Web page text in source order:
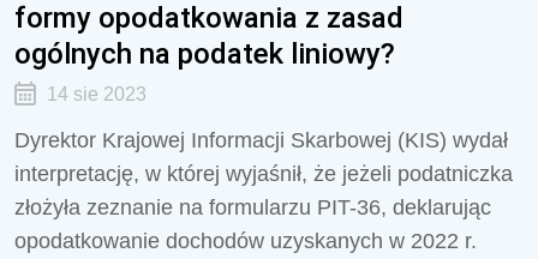
formy opodatkowania z zasad
ogólnych na podatek liniowy?
14 sie 2023
Dyrektor Krajowej Informacji Skarbowej (KIS) wydał
interpretację, w której wyjaśnił, że jeżeli podatniczka
złożyła zeznanie na formularzu PIT-36, deklarując
opodatkowanie dochodów uzyskanych w 2022 r.